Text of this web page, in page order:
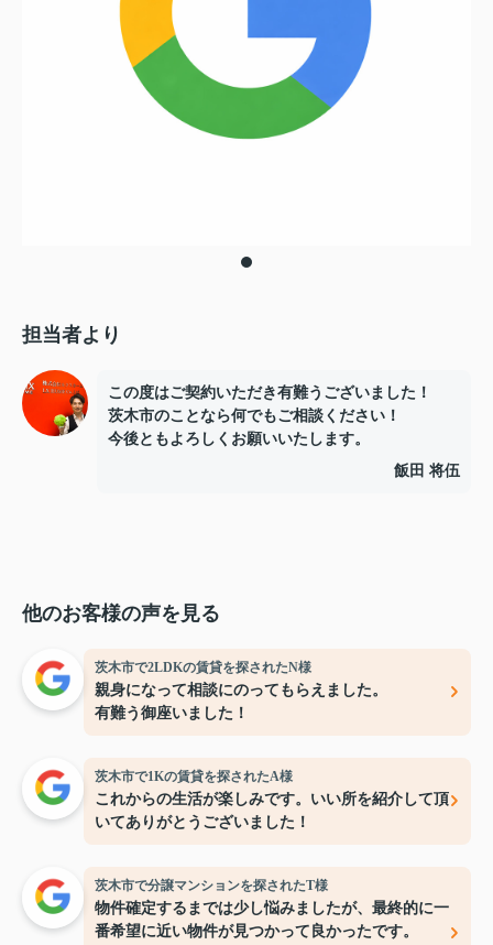
担当者より
この度はご契約いただき有難うございました！
茨木市のことなら何でもご相談ください！
今後ともよろしくお願いいたします。
飯田 将伍
他のお客様の声を見る
茨木市で2LDKの賃貸を探されたN様
親身になって相談にのってもらえました。
有難う御座いました！
茨木市で1Kの賃貸を探されたA様
これからの生活が楽しみです。いい所を紹介して頂
いてありがとうございました！
茨木市で分譲マンションを探されたT様
物件確定するまでは少し悩みましたが、最終的に一
番希望に近い物件が見つかって良かったです。